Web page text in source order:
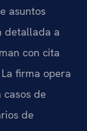
asuntos
detallada a
con cita
firma opera
de
de